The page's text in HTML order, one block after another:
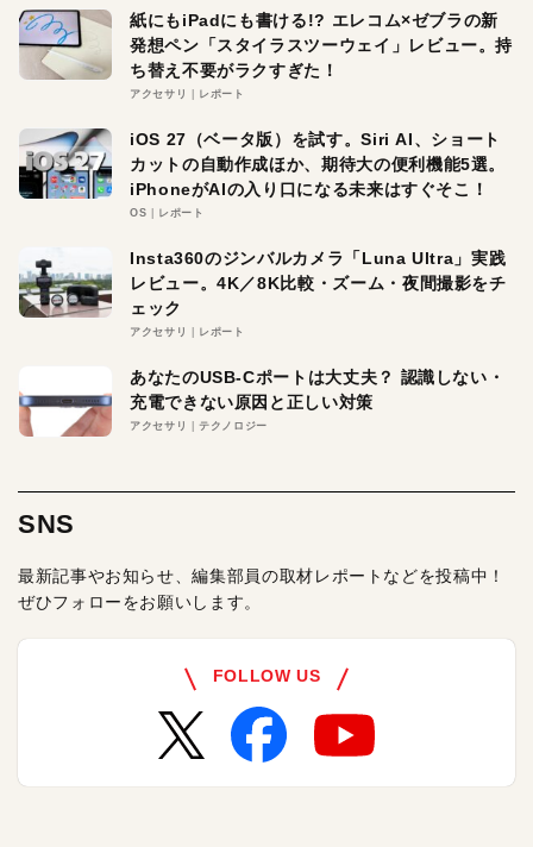
紙にもiPadにも書ける!? エレコム×ゼブラの新
発想ペン「スタイラスツーウェイ」レビュー。持
ち替え不要がラクすぎた！
アクセサリ レポート
iOS 27（ベータ版）を試す。Siri AI、ショート
カットの自動作成ほか、期待大の便利機能5選。
iPhoneがAIの入り口になる未来はすぐそこ！
OS レポート
Insta360のジンバルカメラ「Luna Ultra」実践
レビュー。4K／8K比較・ズーム・夜間撮影をチ
ェック
アクセサリ レポート
あなたのUSB-Cポートは大丈夫？ 認識しない・
充電できない原因と正しい対策
アクセサリ テクノロジー
SNS
最新記事やお知らせ、編集部員の取材レポートなどを投稿中！
ぜひフォローをお願いします。
FOLLOW US